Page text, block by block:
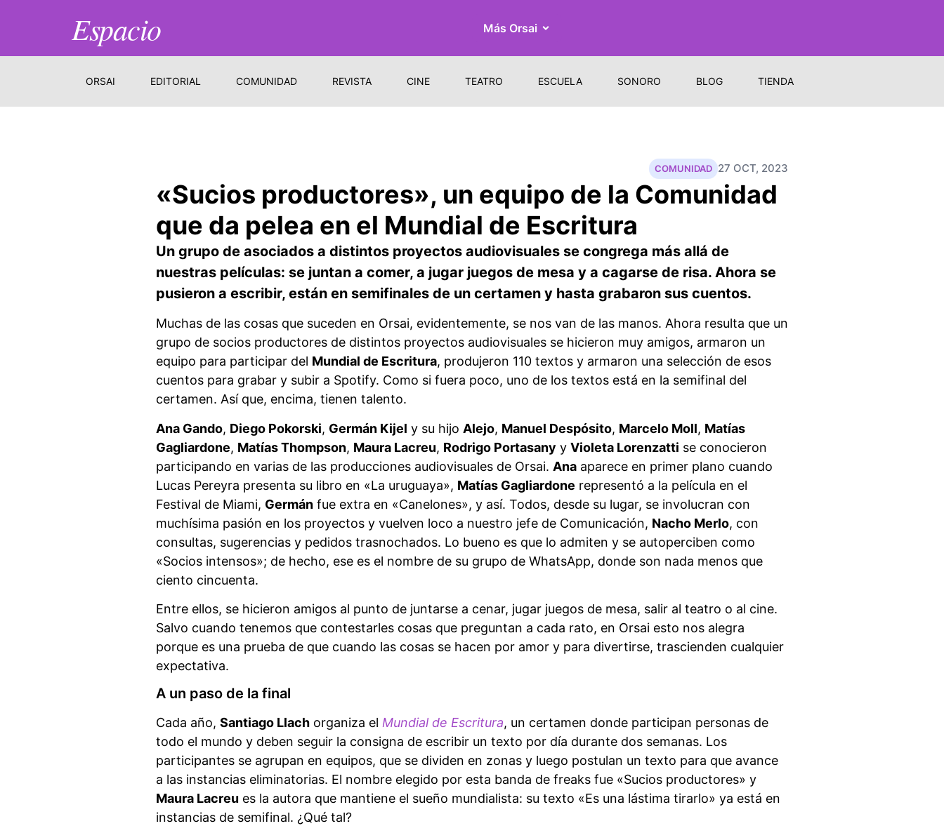
Espacio Más Orsai
ORSAI EDITORIAL COMUNIDAD REVISTA CINE TEATRO ESCUELA SONORO BLOG TIENDA
27 OCT, 2023
COMUNIDAD
«Sucios productores», un equipo de la Comunidad
que da pelea en el Mundial de Escritura
Un grupo de asociados a distintos proyectos audiovisuales se congrega más allá de
nuestras películas: se juntan a comer, a jugar juegos de mesa y a cagarse de risa. Ahora se
pusieron a escribir, están en semifinales de un certamen y hasta grabaron sus cuentos.
Muchas de las cosas que suceden en Orsai, evidentemente, se nos van de las manos. Ahora resulta que un
grupo de socios productores de distintos proyectos audiovisuales se hicieron muy amigos, armaron un
equipo para participar del Mundial de Escritura, produjeron 110 textos y armaron una selección de esos
cuentos para grabar y subir a Spotify. Como si fuera poco, uno de los textos está en la semifinal del
certamen. Así que, encima, tienen talento.
Ana Gando, Diego Pokorski, Germán Kijel y su hijo Alejo, Manuel Despósito, Marcelo Moll, Matías
Gagliardone, Matías Thompson, Maura Lacreu, Rodrigo Portasany y Violeta Lorenzatti se conocieron
participando en varias de las producciones audiovisuales de Orsai. Ana aparece en primer plano cuando
Lucas Pereyra presenta su libro en «La uruguaya», Matías Gagliardone representó a la película en el
Festival de Miami, Germán fue extra en «Canelones», y así. Todos, desde su lugar, se involucran con
muchísima pasión en los proyectos y vuelven loco a nuestro jefe de Comunicación, Nacho Merlo, con
consultas, sugerencias y pedidos trasnochados. Lo bueno es que lo admiten y se autoperciben como
«Socios intensos»; de hecho, ese es el nombre de su grupo de WhatsApp, donde son nada menos que
ciento cincuenta.
Entre ellos, se hicieron amigos al punto de juntarse a cenar, jugar juegos de mesa, salir al teatro o al cine.
Salvo cuando tenemos que contestarles cosas que preguntan a cada rato, en Orsai esto nos alegra
porque es una prueba de que cuando las cosas se hacen por amor y para divertirse, trascienden cualquier
expectativa.
A un paso de la final
Cada año, Santiago Llach organiza el Mundial de Escritura, un certamen donde participan personas de
todo el mundo y deben seguir la consigna de escribir un texto por día durante dos semanas. Los
participantes se agrupan en equipos, que se dividen en zonas y luego postulan un texto para que avance
a las instancias eliminatorias. El nombre elegido por esta banda de freaks fue «Sucios productores» y
Maura Lacreu es la autora que mantiene el sueño mundialista: su texto «Es una lástima tirarlo» ya está en
instancias de semifinal. ¿Qué tal?